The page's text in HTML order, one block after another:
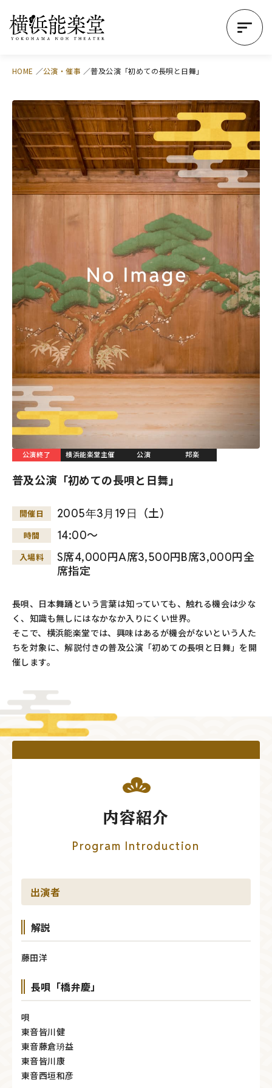
HOME 公演・催事 普及公演「初めての長唄と日舞」
公演終了 横浜能楽堂主催 公演 邦楽
普及公演「初めての長唄と日舞」
開催日 2005年3月 19日 （土）
時間 14:00～
入場料
S席4,000円A席3,500円B席3,000円全
席指定
長唄、日本舞踊という言葉は知っていても、触れる機会は少な
く、知識も無しにはなかなか入りにくい世界。
そこで、横浜能楽堂では、興味はあるが機会がないという人た
ちを対象に、解説付きの普及公演「初めての長唄と日舞」を開
催します。
内容紹介
Program Introduction
出演者
解説
藤田洋
長唄「橋弁慶」
唄
東音皆川健
東音藤倉珘益
東音皆川康
東音西垣和彦